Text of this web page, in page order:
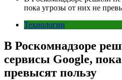
пока угрозы от них не
Технологии
В Роскомнадзоре
сервисы Google,
превысят пользу